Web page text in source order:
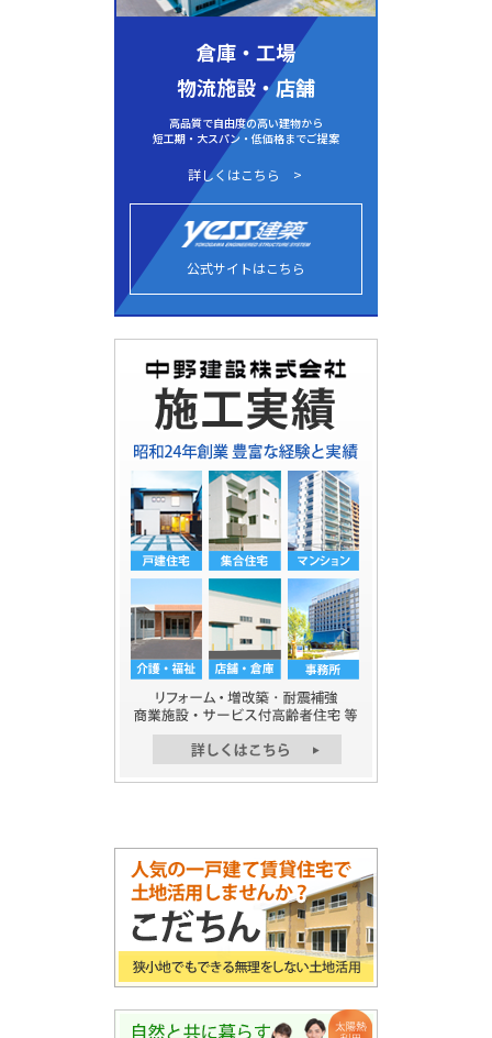
倉庫・工場
物流施設・店舗
高品質で自由度の高い建物から
短工期・大スパン・低価格までご提案
詳しくはこちら
公式サイトはこちら